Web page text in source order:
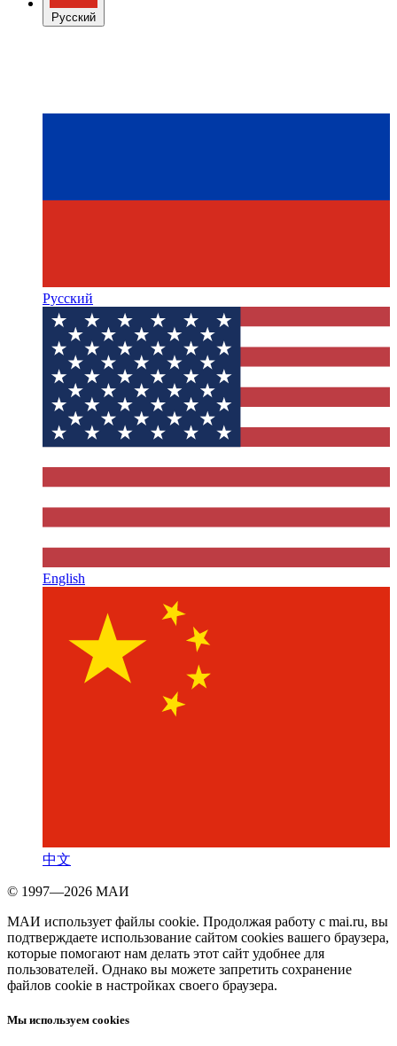
Русский
Русский
English
中文
© 1997—2026 МАИ
МАИ использует файлы cookie. Продолжая работу с mai.ru, вы
подтверждаете использование сайтом cookies вашего браузера,
которые помогают нам делать этот сайт удобнее для
пользователей. Однако вы можете запретить сохранение
файлов cookie в настройках своего браузера.
Мы используем cookies